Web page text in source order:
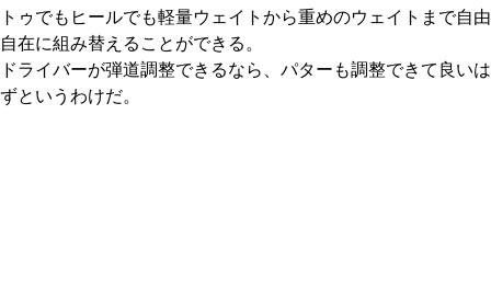
トゥでもヒールでも軽量ウェイトから重めのウェイトまで自由
自在に組み替えることができる。
ドライバーが弾道調整できるなら、パターも調整できて良いは
ずというわけだ。